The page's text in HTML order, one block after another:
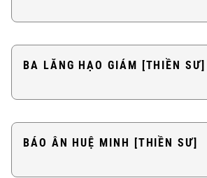
BA LĂNG HẠO GIÁM [THIỀN SƯ]
BÁO ÂN HUỆ MINH [THIỀN SƯ]